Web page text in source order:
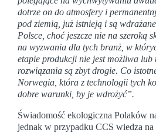
dotrze on do atmosfery i
pod ziemią, już istnieją i są
Polsce, choć jeszcze nie na szeroką
na wyzwania dla tych branż, w
etapie produkcji nie jest możliwa lub
rozwiązania są zbyt drogie. Co
Norwegia, która z technologii tych
dobre warunki, by je wdrożyć”.
Świadomość ekologiczna Polaków
jednak w przypadku CCS wiedza na